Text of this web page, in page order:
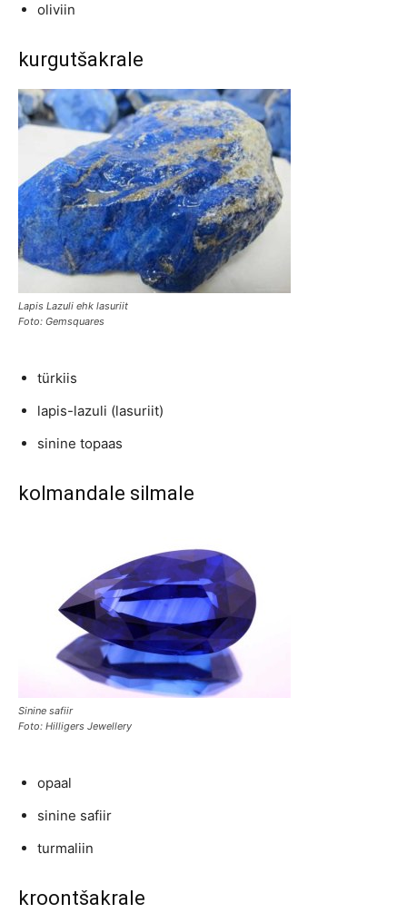
oliviin
kurgutšakrale
Lapis Lazuli ehk lasuriit
Foto: Gemsquares
türkiis
lapis-lazuli (lasuriit)
sinine topaas
kolmandale silmale
Sinine safiir
Foto: Hilligers Jewellery
opaal
sinine safiir
turmaliin
kroontšakrale